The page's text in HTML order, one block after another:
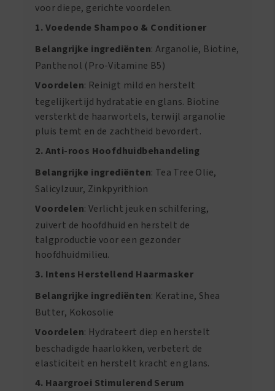
voor diepe, gerichte voordelen.
1. Voedende Shampoo & Conditioner
Belangrijke ingrediënten: Arganolie, Biotine,
Panthenol (Pro-Vitamine B5)
Voordelen: Reinigt mild en herstelt
tegelijkertijd hydratatie en glans. Biotine
versterkt de haarwortels, terwijl arganolie
pluis temt en de zachtheid bevordert.
2. Anti-roos Hoofdhuidbehandeling
Belangrijke ingrediënten: Tea Tree Olie,
Salicylzuur, Zinkpyrithion
Voordelen: Verlicht jeuk en schilfering,
zuivert de hoofdhuid en herstelt de
talgproductie voor een gezonder
hoofdhuidmilieu.
3. Intens Herstellend Haarmasker
Belangrijke ingrediënten: Keratine, Shea
Butter, Kokosolie
Voordelen: Hydrateert diep en herstelt
beschadigde haarlokken, verbetert de
elasticiteit en herstelt kracht en glans.
4. Haargroei Stimulerend Serum